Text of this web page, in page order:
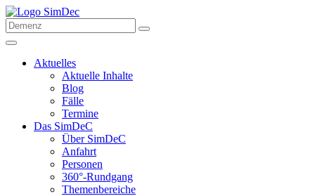
Aktuelles
Aktuelle Inhalte
Blog
Fälle
Termine
Das SimDeC
Über SimDeC
Anfahrt
Personen
360°-Rundgang
Themenbereiche